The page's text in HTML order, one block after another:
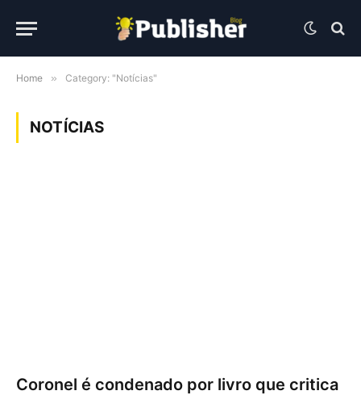
Home » Category: "Notícias"
NOTÍCIAS
Coronel é condenado por livro que critica